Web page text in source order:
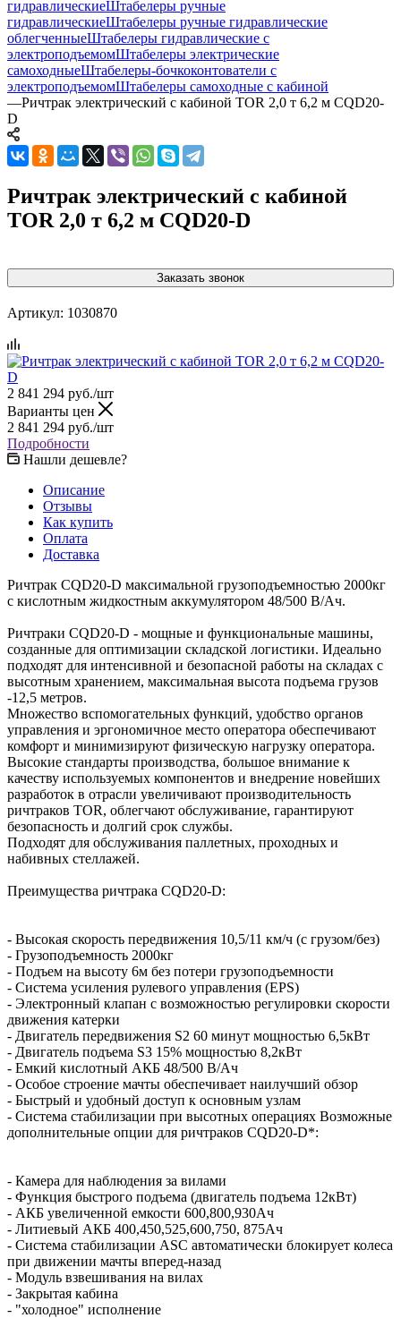
гидравлическиеШтабелеры ручные
гидравлическиеШтабелеры ручные гидравлические
облегченныеШтабелеры гидравлические c
электроподъемомШтабелеры электрические
самоходныеШтабелеры-бочкоконтователи с
электроподъемомШтабелеры самоходные с кабиной
—Ричтрак электрический с кабиной TOR 2,0 т 6,2 м CQD20-
D
Ричтрак электрический с кабиной
TOR 2,0 т 6,2 м CQD20-D
Заказать звонок
Артикул: 1030870
2 841 294 руб./шт
Варианты цен
2 841 294 руб./шт
Подробности
Нашли дешевле?
Описание
Отзывы
Как купить
Оплата
Доставка
Ричтрак CQD20-D максимальной грузоподъемностью 2000кг
с кислотным жидкостным аккумулятором 48/500 В/Ач.
Ричтраки CQD20-D - мощные и функциональные машины,
созданные для оптимизации складской логистики. Идеально
подходят для интенсивной и безопасной работы на складах с
высотным хранением, максимальная высота подъема грузов
-12,5 метров.
Множество вспомогательных функций, удобство органов
управления и эргономичное место оператора обеспечивают
комфорт и минимизируют физическую нагрузку оператора.
Высокие стандарты производства, большое внимание к
качеству используемых компонентов и внедрение новейших
разработок в отрасли увеличивают производительность
ричтраков ТОR, облегчают обслуживание, гарантируют
безопасность и долгий срок службы.
Подходят для обслуживания паллетных, проходных и
набивных стеллажей.
Преимущества ричтрака CQD20-D:
- Высокая скорость передвижения 10,5/11 км/ч (с грузом/без)
- Грузоподъемность 2000кг
- Подъем на высоту 6м без потери грузоподъемности
- Система усиления рулевого управления (EPS)
- Электронный клапан с возможностью регулировки скорости
движения катерки
- Двигатель передвижения S2 60 минут мощностью 6,5кВт
- Двигатель подъема S3 15% мощностью 8,2кВт
- Емкий кислотный АКБ 48/500 В/Ач
- Особое строение мачты обеспечивает наилучший обзор
- Быстрый и удобный доступ к основным узлам
- Система стабилизации при высотных операциях Возможные
дополнительные опции для ричтраков CQD20-D*:
- Камера для наблюдения за вилами
- Функция быстрого подъема (двигатель подъема 12кВт)
- АКБ увеличенной емкости 600,800,930Ач
- Литиевый АКБ 400,450,525,600,750, 875Ач
- Система стабилизации ASC автоматически блокирует колеса
при движении мачты вперед-назад
- Модуль взвешивания на вилах
- Закрытая кабина
- "холодное" исполнение